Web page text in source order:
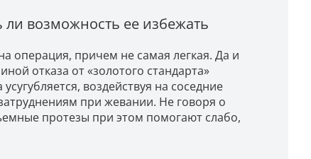
ли возможность ее избежать
операция, причем не самая легкая. Да и
отказа от «золотого стандарта»
воздействуя на соседние
при жевании. Не говоря о
протезы при этом помогают слабо,